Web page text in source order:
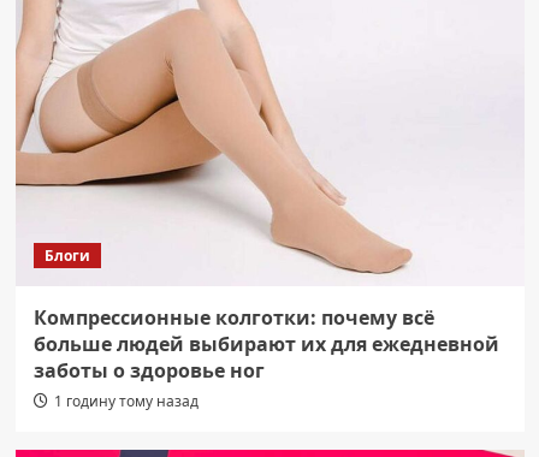
Блоги
Компрессионные колготки: почему всё
больше людей выбирают их для ежедневной
заботы о здоровье ног
1 годину тому назад